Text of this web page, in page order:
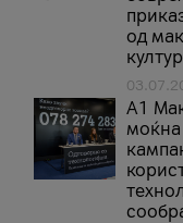
од
A1